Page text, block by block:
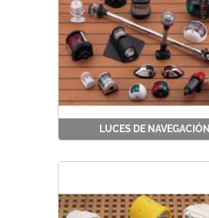
LUCES DE NAVEGACIÓN